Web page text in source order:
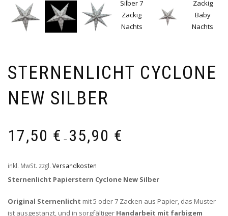
STERNENLICHT CYCLONE
NEW SILBER
17,50 € – 35,90 €
inkl. MwSt. zzgl. Versandkosten
Sternenlicht Papierstern Cyclone New Silber
Original Sternenlicht mit 5 oder 7 Zacken aus Papier, das Muster
ist ausgestanzt, und in sorgfältiger Handarbeit mit farbigem